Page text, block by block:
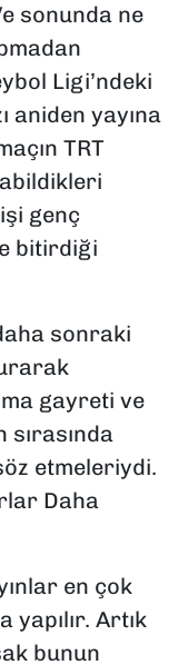
sonunda ne
Ligi’ndeki
aniden yayına
TRT
genç
bitirdiği
sonraki
gayreti ve
sırasında
etmeleriydi.
Daha
en çok
Artık
bunun